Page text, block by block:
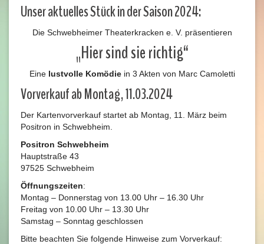
Unser aktuelles Stück in der Saison 2024:
Die Schwebheimer Theaterkracken e. V. präsentieren
„Hier sind sie richtig“
Eine lustvolle Komödiein 3 Akten von Marc Camoletti
Vorverkauf ab Montag, 11.03.2024
Der Kartenvorverkauf startet ab Montag, 11. März beim
Positron in Schwebheim.
Positron Schwebheim
Hauptstraße 43
97525 Schwebheim
Öffnungszeiten:
Montag – Donnerstag von 13.00 Uhr – 16.30 Uhr
Freitag von 10.00 Uhr – 13.30 Uhr
Samstag – Sonntag geschlossen
Bitte beachten Sie folgende Hinweise zum Vorverkauf: